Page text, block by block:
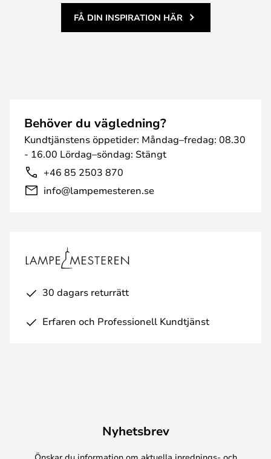
FÅ DIN INSPIRATION HÄR
Behöver du vägledning?
Kundtjänstens öppetider: Måndag–fredag: 08.30
- 16.00 Lördag–söndag: Stängt
+46 85 2503 870
info@lampemesteren.se
30 dagars returrätt
Erfaren och Professionell Kundtjänst
Nyhetsbrev
Önskar du information om aktuella inrednings- och